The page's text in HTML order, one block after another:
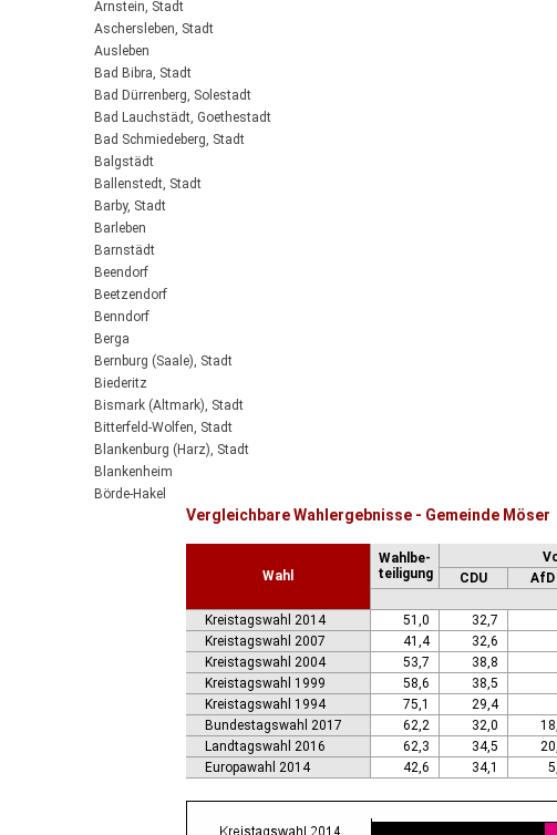
Arnstein, Stadt
Aschersleben, Stadt
Ausleben
Bad Bibra, Stadt
Bad Dürrenberg, Solestadt
Bad Lauchstädt, Goethestadt
Bad Schmiedeberg, Stadt
Balgstädt
Ballenstedt, Stadt
Barby, Stadt
Barleben
Barnstädt
Beendorf
Beetzendorf
Benndorf
Berga
Bernburg (Saale), Stadt
Biederitz
Bismark (Altmark), Stadt
Bitterfeld-Wolfen, Stadt
Blankenburg (Harz), Stadt
Blankenheim
Börde-Hakel
Brücken-Hackpfüffel
Calbe (Saale), Stadt
Coswig (Anhalt), Stadt
Dessau-Roßlau, Stadt
Vergleichbare Wahlergebnisse - Gemeinde Möser
Wahl
Wahlbe-
teiligung
CDU
AfD
Kreistagswahl 2014
51,0 32,7
Kreistagswahl 2007
41,4 32,6
Kreistagswahl 2004
53,7 38,8
Kreistagswahl 1999
58,6 38,5
Kreistagswahl 1994
75,1 29,4
Bundestagswahl 2017
62,2 32,0
Landtagswahl 2016
62,3 34,5
Europawahl 2014
42,6 34,1